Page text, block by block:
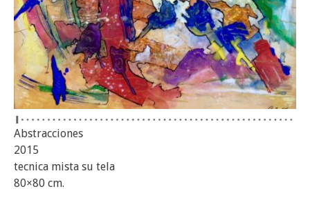
Abstracciones
2015
tecnica mista su tela
80×80 cm.